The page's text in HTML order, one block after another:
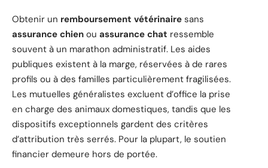
Obtenir un remboursement vétérinaire sans
assurance chien ou assurance chat ressemble
souvent à un marathon administratif. Les aides
publiques existent à la marge, réservées à de rares
profils ou à des familles particulièrement fragilisées.
Les mutuelles généralistes excluent d’office la prise
en charge des animaux domestiques, tandis que les
dispositifs exceptionnels gardent des critères
d’attribution très serrés. Pour la plupart, le soutien
financier demeure hors de portée.